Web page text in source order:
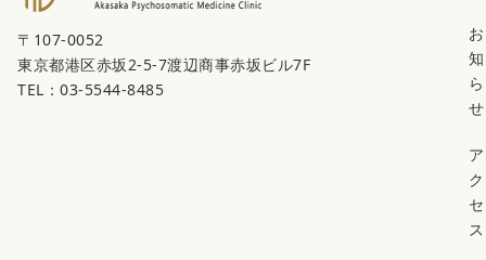
〒107-0052
東京都港区赤坂2-5-7渡辺商事赤坂ビル7F
TEL：03-5544-8485
お
知
ら
せ
ア
ク
セ
ス